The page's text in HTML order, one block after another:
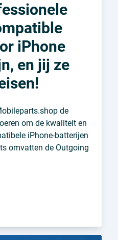
iPhone
en jij ze
de
om de kwaliteit en
iPhone-batterijen
omvatten de Outgoing